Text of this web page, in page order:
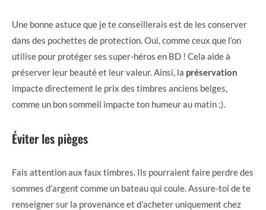
Une bonne astuce que je te conseillerais est de les conserver
dans des pochettes de protection. Oui, comme ceux que l’on
utilise pour protéger ses super-héros en BD ! Cela aide à
préserver leur beauté et leur valeur. Ainsi, la préservation
impacte directement le prix des timbres anciens belges,
comme un bon sommeil impacte ton humeur au matin ;).
Éviter les pièges
Fais attention aux faux timbres. Ils pourraient faire perdre des
sommes d’argent comme un bateau qui coule. Assure-toi de te
renseigner sur la provenance et d’acheter uniquement chez